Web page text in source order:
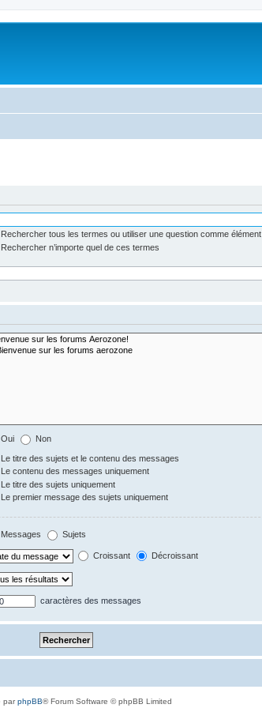
Rechercher tous les termes ou utiliser une question comme élément
Rechercher n’importe quel de ces termes
Oui Non
Le titre des sujets et le contenu des messages
Le contenu des messages uniquement
Le titre des sujets uniquement
Le premier message des sujets uniquement
Messages Sujets
Croissant Décroissant
caractères des messages
parphpBB® Forum Software © phpBB Limited